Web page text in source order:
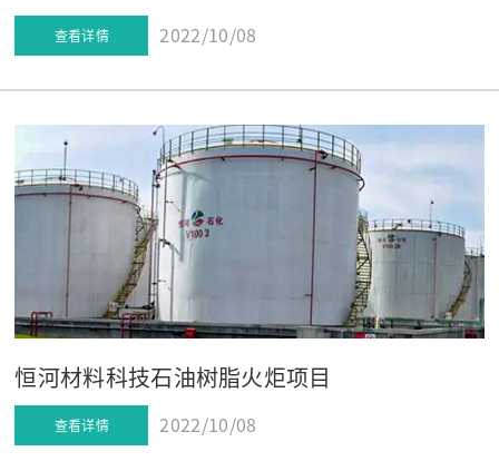
查看详情 2022/10/08
恒河材料科技石油树脂火炬项目
查看详情 2022/10/08